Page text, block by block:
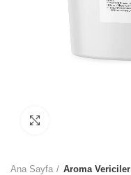
Ana Sayfa Aroma Vericiler